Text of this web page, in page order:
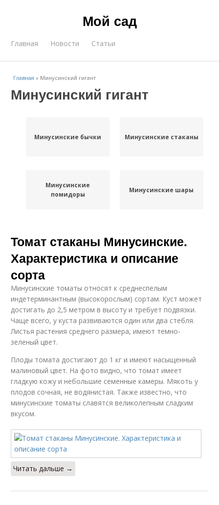
Мой сад
Главная Новости Статьи
Главная » Минусинский гигант
Минусинский гигант
Минусинские бычки Минусинские стаканы
Минусинские
помидоры
Минусинские шары
Томат стаканы Минусинские.
Характеристика и описание
сорта
Минусинские томаты относят к среднеспелым
индетерминантным (высокорослым) сортам. Куст может
достигать до 2,5 метром в высоту и требует подвязки.
Чаще всего, у куста развиваются один или два стебля.
Листья растения среднего размера, имеют темно-
зеленый цвет.
Плоды томата достигают до 1 кг и имеют насыщенный
малиновый цвет. На фото видно, что томат имеет
гладкую кожу и небольшие семенные камеры. Мякоть у
плодов сочная, не водянистая. Также известно, что
минусинские томаты славятся великолепным сладким
вкусом.
Читать дальше →